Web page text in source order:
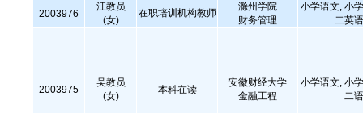
2003976
汪教员
(女)
在职培训机构教师
滁州学院
财务管理
小学语文, 小
二英
2003975
吴教员
(女)
本科在读
安徽财经大学
金融工程
小学语文, 小
二